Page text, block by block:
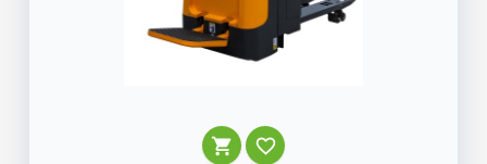
 